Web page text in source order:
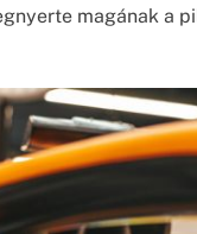
magának a